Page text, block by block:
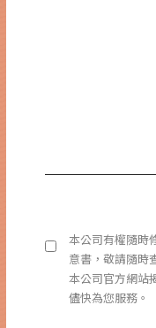
本公司有權隨時
意書，敬請隨時
本公司官方網站
儘快為您服務。